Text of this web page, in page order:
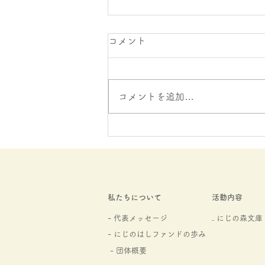
ご寄付をお寄せいただきまし
コメント
コメントを追加…
私たちについて
- 代表メッセージ
- にじのはしファンドの 歩み
- 団体概要
活動内容
₋ にじの森文庫​